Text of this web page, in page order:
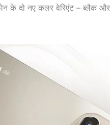
के दो नए कलर वेरिएंट – ब्लैक और